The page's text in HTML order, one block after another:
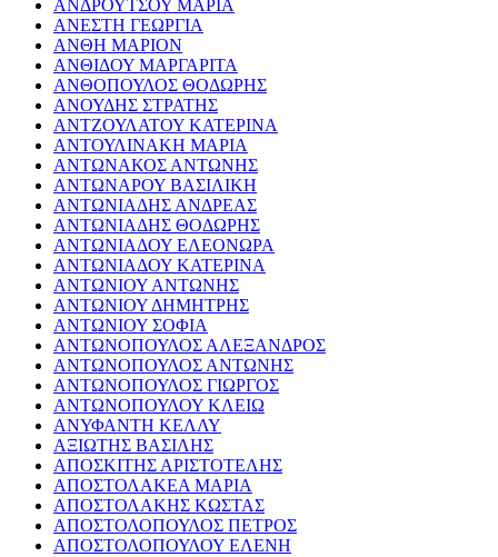
ΑΝΔΡΟΥΤΣΟΥ ΜΑΡΙΑ
ΑΝΕΣΤΗ ΓΕΩΡΓΙΑ
ΑΝΘΗ ΜΑΡΙΟΝ
ΑΝΘΙΔΟΥ ΜΑΡΓΑΡΙΤΑ
ΑΝΘΟΠΟΥΛΟΣ ΘΟΔΩΡΗΣ
ΑΝΟΥΔΗΣ ΣΤΡΑΤΗΣ
ΑΝΤΖΟΥΛΑΤΟΥ ΚΑΤΕΡΙΝΑ
ΑΝΤΟΥΛΙΝΑΚΗ ΜΑΡΙΑ
ΑΝΤΩΝΑΚΟΣ ΑΝΤΩΝΗΣ
ΑΝΤΩΝΑΡΟΥ ΒΑΣΙΛΙΚΗ
ΑΝΤΩΝΙΑΔΗΣ ΑΝΔΡΕΑΣ
ΑΝΤΩΝΙΑΔΗΣ ΘΟΔΩΡΗΣ
ΑΝΤΩΝΙΑΔΟΥ ΕΛΕΟΝΩΡΑ
ΑΝΤΩΝΙΑΔΟΥ ΚΑΤΕΡΙΝΑ
ΑΝΤΩΝΙΟΥ ΑΝΤΩΝΗΣ
ΑΝΤΩΝΙΟΥ ΔΗΜΗΤΡΗΣ
ΑΝΤΩΝΙΟΥ ΣΟΦΙΑ
ΑΝΤΩΝΟΠΟΥΛΟΣ ΑΛΕΞΑΝΔΡΟΣ
ΑΝΤΩΝΟΠΟΥΛΟΣ ΑΝΤΩΝΗΣ
ΑΝΤΩΝΟΠΟΥΛΟΣ ΓΙΩΡΓΟΣ
ΑΝΤΩΝΟΠΟΥΛΟΥ ΚΛΕΙΩ
ΑΝΥΦΑΝΤΗ ΚΕΛΛΥ
ΑΞΙΩΤΗΣ ΒΑΣΙΛΗΣ
ΑΠΟΣΚΙΤΗΣ ΑΡΙΣΤΟΤΕΛΗΣ
ΑΠΟΣΤΟΛΑΚΕΑ ΜΑΡΙΑ
ΑΠΟΣΤΟΛΑΚΗΣ ΚΩΣΤΑΣ
ΑΠΟΣΤΟΛΟΠΟΥΛΟΣ ΠΕΤΡΟΣ
ΑΠΟΣΤΟΛΟΠΟΥΛΟΥ ΕΛΕΝΗ